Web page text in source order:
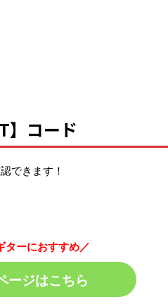
】コード
できます！
ターにおすすめ／
ージはこちら